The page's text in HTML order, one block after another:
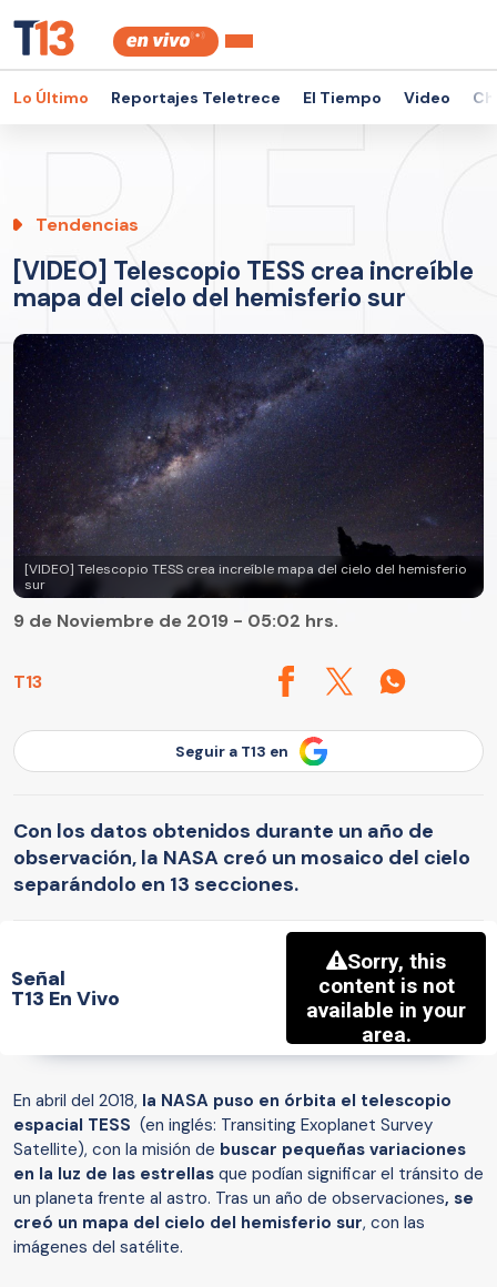
Lo Último Reportajes Teletrece El Tiempo Video
Tendencias
[VIDEO] Telescopio TESS crea increíble
mapa del cielo del hemisferio sur
[VIDEO] Telescopio TESS crea increíble mapa del cielo del hemisferio
sur
T13
9 de Noviembre de 2019 - 05:02 hrs.
Seguir a T13 en
Con los datos obtenidos durante un año de
observación, la NASA creó un mosaico del cielo
separándolo en 13 secciones.
Señal
T13 En Vivo
En abril del 2018, la NASA puso en órbita el telescopio
espacial TESS (en inglés: Transiting Exoplanet Survey
Satellite), con la misión de buscar pequeñas variaciones
en la luz de las estrellas que podían significar el tránsito de
un planeta frente al astro. Tras un año de observaciones, se
creó un mapa del cielo del hemisferio sur, con las
imágenes del satélite.